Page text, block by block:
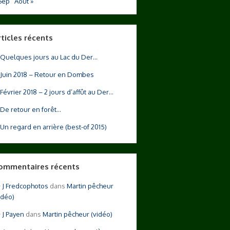
récents
Quelques jours au Lac du Der…
Juin 2018 – Retour en Dombes
Février 2018 – 2 jours d’affût au Der…
De retour en forêt…
Un regard en arrière (best-of 2015)
récents
Fredcophotos dans Martin pêcheur
Payen dans Martin pêcheur (vidéo)